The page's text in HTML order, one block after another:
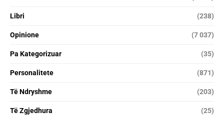
Libri (238)
Opinione (7 037)
Pa Kategorizuar (35)
Personalitete (871)
Të Ndryshme (203)
Të Zgjedhura (25)